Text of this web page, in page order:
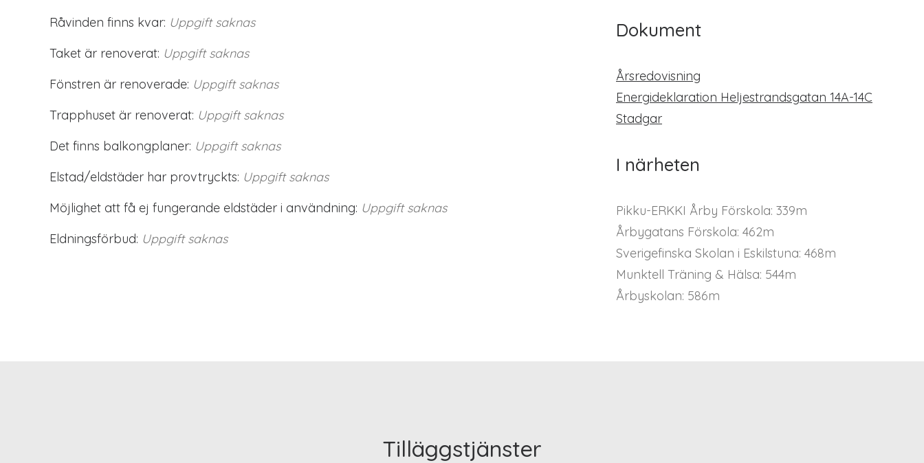
Råvinden finns kvar: Uppgift saknas
Taket är renoverat: Uppgift saknas
Fönstren är renoverade: Uppgift saknas
Trapphuset är renoverat: Uppgift saknas
Det finns balkongplaner: Uppgift saknas
Elstad/eldstäder har provtryckts: Uppgift saknas
Möjlighet att få ej fungerande eldstäder i användning: Uppgift saknas
Eldningsförbud: Uppgift saknas
Dokument
Årsredovisning
Energideklaration Heljestrandsgatan 14A-14C
Stadgar
I närheten
Pikku-ERKKI Årby Förskola: 339m
Årbygatans Förskola: 462m
Sverigefinska Skolan i Eskilstuna: 468m
Munktell Träning & Hälsa: 544m
Årbyskolan: 586m
Tilläggstjänster